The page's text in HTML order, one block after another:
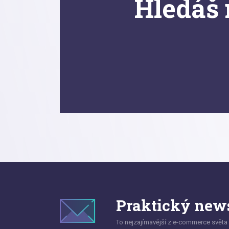
Praktický
To nejzajímavější z e-commerce